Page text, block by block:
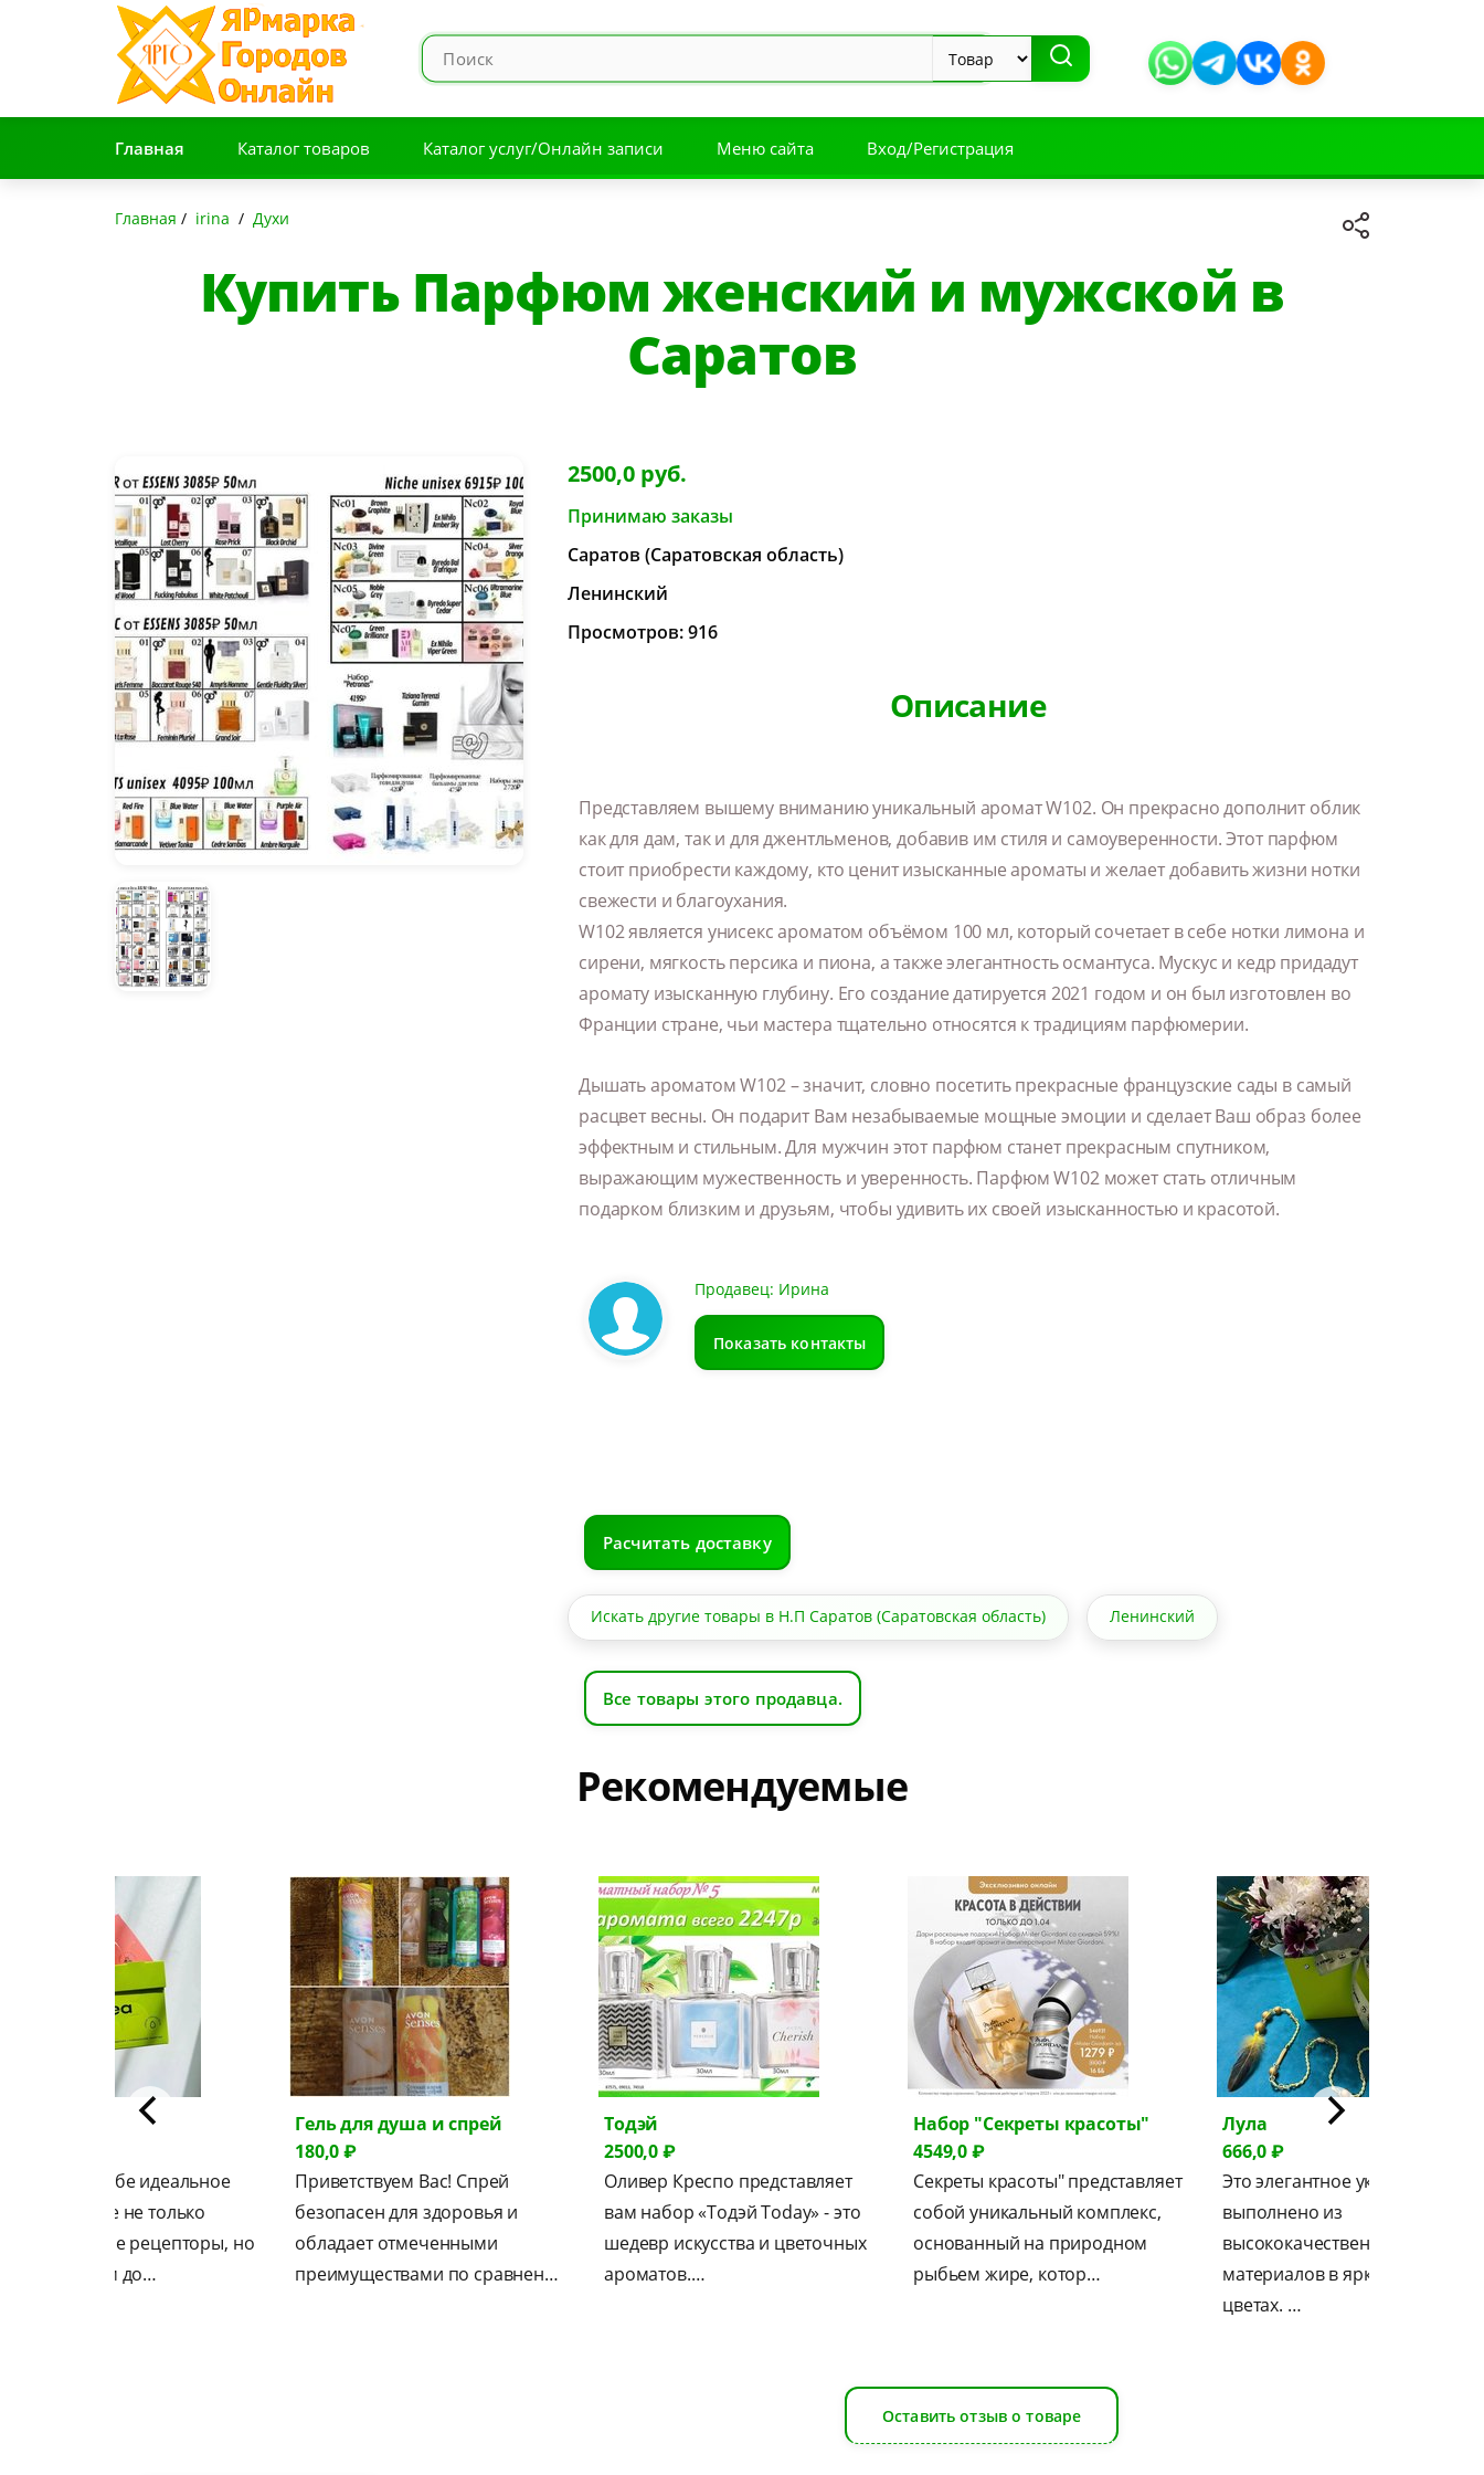
Главная Каталог товаров Каталог услуг/Онлайн записи Меню сайта Вход/Регистрация
Главная / irina / Духи
Купить Парфюм женский и мужской в
Саратов
2500,0 руб.
Принимаю заказы
Саратов (Саратовская область)
Ленинский
Просмотров: 916
Описание
Представляем вышему вниманию уникальный аромат W102. Он прекрасно дополнит облик
как для дам, так и для джентльменов, добавив им стиля и самоуверенности. Этот парфюм
стоит приобрести каждому, кто ценит изысканные ароматы и желает добавить жизни нотки
свежести и благоухания.
W102 является унисекс ароматом объёмом 100 мл, который сочетает в себе нотки лимона и
сирени, мягкость персика и пиона, а также элегантность османтуса. Мускус и кедр придадут
аромату изысканную глубину. Его создание датируется 2021 годом и он был изготовлен во
Франции стране, чьи мастера тщательно относятся к традициям парфюмерии.
Дышать ароматом W102 – значит, словно посетить прекрасные французские сады в самый
расцвет весны. Он подарит Вам незабываемые мощные эмоции и сделает Ваш образ более
эффектным и стильным. Для мужчин этот парфюм станет прекрасным спутником,
выражающим мужественность и уверенность. Парфюм W102 может стать отличным
подарком близким и друзьям, чтобы удивить их своей изысканностью и красотой.
Продавец: Ирина
Показать контакты
Расчитать доставку
Искать другие товары в Н.П Саратов (Саратовская область) Ленинский
Все товары этого продавца.
Рекомендуемые
себе идеальное
которое не только
вкусовые рецепторы, но
вам до…
Гель для душа и спрей
180,0 ₽
Приветствуем Вас! Спрей
безопасен для здоровья и
обладает отмеченными
преимуществами по сравнен…
Тодэй
2500,0 ₽
Оливер Креспо представляет
вам набор «Тодэй Today» - это
шедевр искусства и цветочных
ароматов.…
Набор "Секреты красоты"
4549,0 ₽
Секреты красоты" представляет
собой уникальный комплекс,
основанный на природном
рыбьем жире, котор…
Лула
666,0 ₽
Это элегантное украшение
выполнено из
высококачественных
материалов в ярких и
цветах. …
Оставить отзыв о товаре